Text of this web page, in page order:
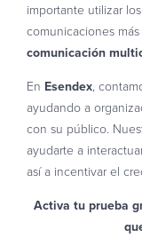
importante utilizar
comunicaciones
comunicación
En Esendex,
ayudando a
con su público.
ayudarte a
así a incentivar el
Activa tu prueba